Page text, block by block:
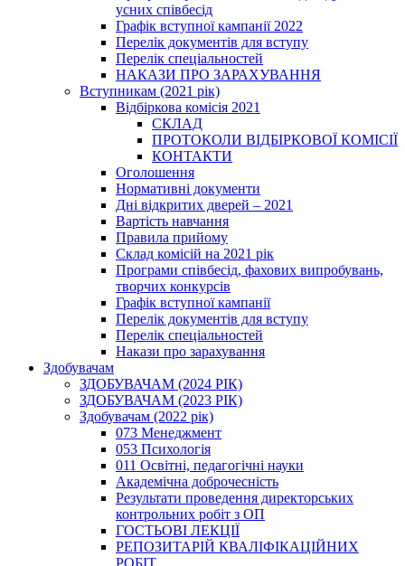
усних співбесід
Графік вступної кампанії 2022
Перелік документів для вступу
Перелік спеціальностей
НАКАЗИ ПРО ЗАРАХУВАННЯ
Вступникам (2021 рік)
Відбіркова комісія 2021
СКЛАД
ПРОТОКОЛИ ВІДБІРКОВОЇ КОМІСІЇ
КОНТАКТИ
Оголошення
Нормативні документи
Дні відкритих дверей – 2021
Вартість навчання
Правила прийому
Склад комісій на 2021 рік
Програми співбесід, фахових випробувань,
творчих конкурсів
Графік вступної кампанії
Перелік документів для вступу
Перелік спеціальностей
Накази про зарахування
Здобувачам
ЗДОБУВАЧАМ (2024 РІК)
ЗДОБУВАЧАМ (2023 РІК)
Здобувачам (2022 рік)
073 Менеджмент
053 Психологія
011 Освітні, педагогічні науки
Академічна доброчесність
Результати проведення директорських
контрольних робіт з ОП
ГОСТЬОВІ ЛЕКЦІЇ
РЕПОЗИТАРІЙ КВАЛІФІКАЦІЙНИХ
РОБІТ